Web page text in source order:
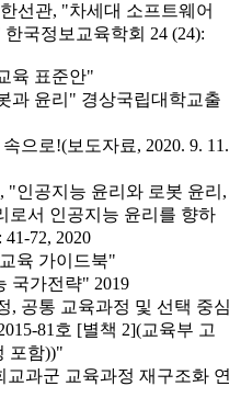
선관, "차세대 소프트웨어
국정보교육학회 24 (24):
육 표준안"
과 윤리" 경상국립대학교출
으로!(보도자료, 2020. 9. 11.
"인공지능 윤리와 로봇 윤리,
로서 인공지능 윤리를 향하
72, 2020
육 가이드북"
국가전략" 2019
, 공통 교육과정 및 선택 중심
81호 [별책 2](교육부 고
포함))"
과군 교육과정 재구조화 연